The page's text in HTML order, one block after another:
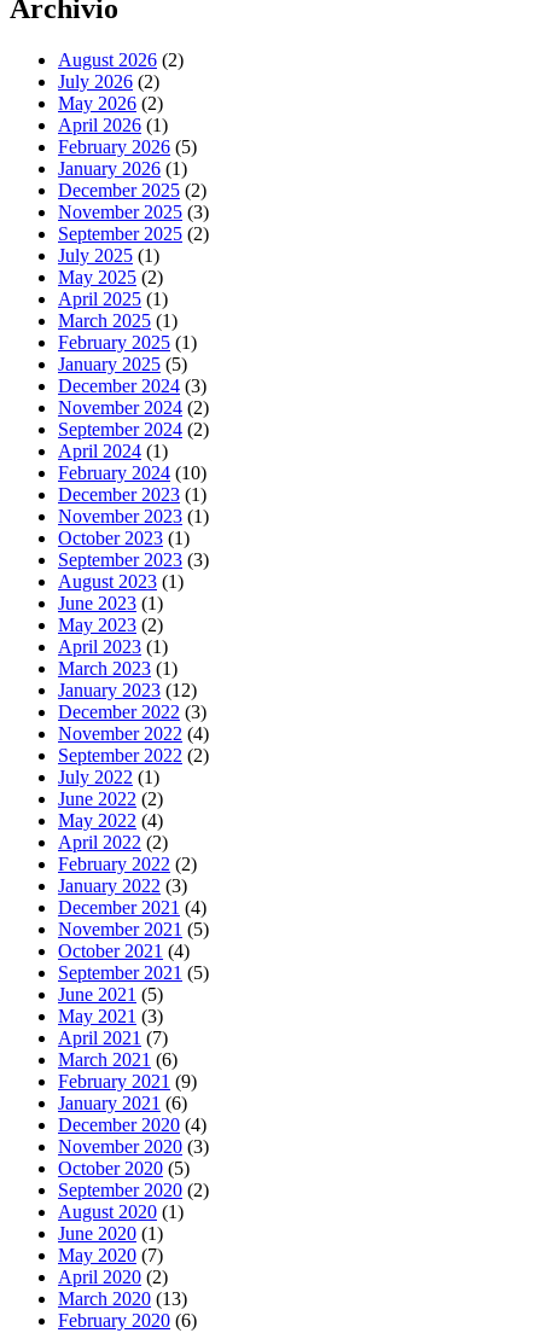
Archivio
August 2026 (2)
July 2026 (2)
May 2026 (2)
April 2026 (1)
February 2026 (5)
January 2026 (1)
December 2025 (2)
November 2025 (3)
September 2025 (2)
July 2025 (1)
May 2025 (2)
April 2025 (1)
March 2025 (1)
February 2025 (1)
January 2025 (5)
December 2024 (3)
November 2024 (2)
September 2024 (2)
April 2024 (1)
February 2024 (10)
December 2023 (1)
November 2023 (1)
October 2023 (1)
September 2023 (3)
August 2023 (1)
June 2023 (1)
May 2023 (2)
April 2023 (1)
March 2023 (1)
January 2023 (12)
December 2022 (3)
November 2022 (4)
September 2022 (2)
July 2022 (1)
June 2022 (2)
May 2022 (4)
April 2022 (2)
February 2022 (2)
January 2022 (3)
December 2021 (4)
November 2021 (5)
October 2021 (4)
September 2021 (5)
June 2021 (5)
May 2021 (3)
April 2021 (7)
March 2021 (6)
February 2021 (9)
January 2021 (6)
December 2020 (4)
November 2020 (3)
October 2020 (5)
September 2020 (2)
August 2020 (1)
June 2020 (1)
May 2020 (7)
April 2020 (2)
March 2020 (13)
February 2020 (6)